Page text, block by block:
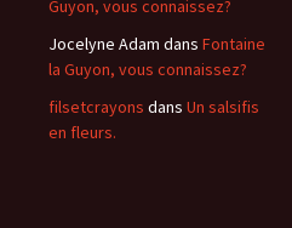
Guyon, vous connaissez?
Jocelyne Adam dans Fontaine
la Guyon, vous connaissez?
filsetcrayons dans Un salsifis
en fleurs.